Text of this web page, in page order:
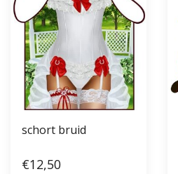
schort bruid
€12,50